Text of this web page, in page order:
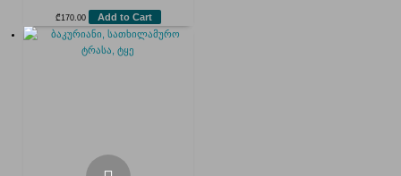
₾170.00 Add to Cart